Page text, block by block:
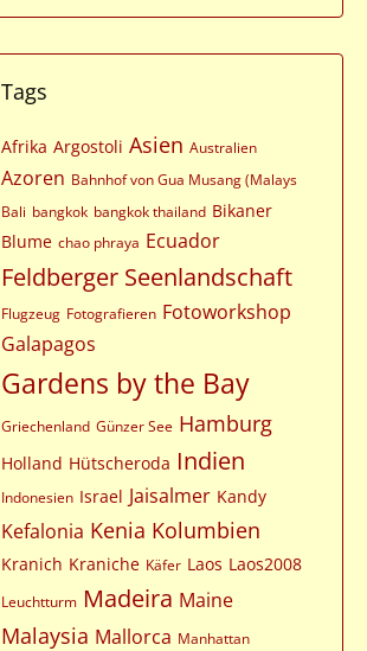
Tags
Afrika Argostoli Asien Australien
Azoren Bahnhof von Gua Musang (Malays
Bali bangkok bangkok thailand Bikaner
Blume chao phraya Ecuador
Feldberger Seenlandschaft
Flugzeug Fotografieren Fotoworkshop
Galapagos
Gardens by the Bay
Griechenland Günzer See Hamburg
Holland Hütscheroda Indien
Indonesien Israel Jaisalmer Kandy
Kefalonia Kenia Kolumbien
Kranich Kraniche Käfer Laos Laos2008
Leuchtturm Madeira Maine
Malaysia Mallorca Manhattan